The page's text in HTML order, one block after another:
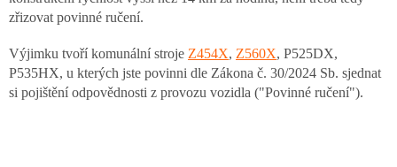
zřizovat povinné ručení.
Výjimku tvoří komunální stroje Z454X, Z560X, P525DX,
P535HX, u kterých jste povinni dle Zákona č. 30/2024 Sb. sjednat
si pojištění odpovědnosti z provozu vozidla ("Povinné ručení").